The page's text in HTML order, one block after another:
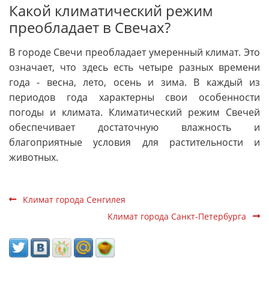
Какой климатический режим
преобладает в Свечах?
В городе Свечи преобладает умеренный климат. Это
означает, что здесь есть четыре разных времени
года - весна, лето, осень и зима. В каждый из
периодов года характерны свои особенности
погоды и климата. Климатический режим Свечей
обеспечивает достаточную влажность и
благоприятные условия для растительности и
животных.
Климат города Сенгилея
Климат города Санкт-Петербурга